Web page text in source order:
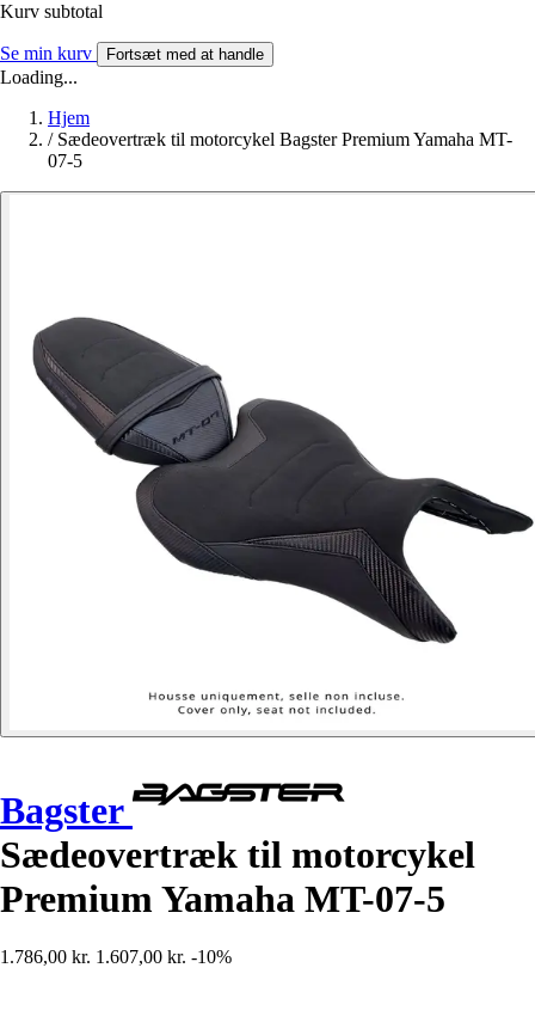
Kurv subtotal
Se min kurv Fortsæt med at handle
Loading...
Hjem
/ Sædeovertræk til motorcykel Bagster Premium Yamaha MT-
07-5
Bagster
Sædeovertræk til motorcykel
Premium Yamaha MT-07-5
1.786,00 kr. 1.607,00 kr. -10%